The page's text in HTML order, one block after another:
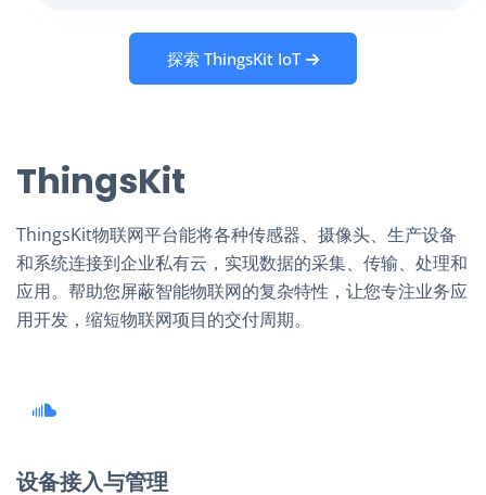
ThingsKit
ThingsKit物联网平台能将各种传感器、摄像头、生产设备
和系统连接到企业私有云，实现数据的采集、传输、处理和
应用。帮助您屏蔽智能物联网的复杂特性，让您专注业务应
用开发，缩短物联网项目的交付周期。
设备接入与管理
探索 ThingsKit IoT